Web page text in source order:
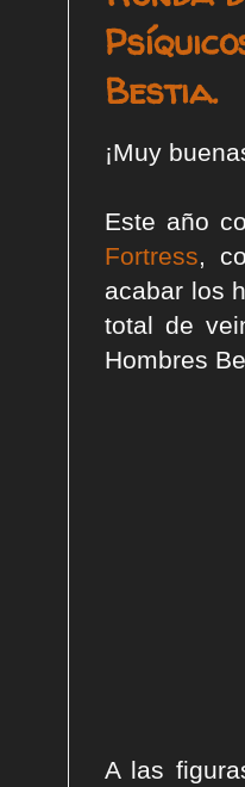
Bestia.
¡Muy
Este año
Fortress,
acabar los
total de
Hombres
A las